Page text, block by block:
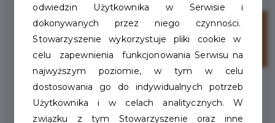
20
odwiedzin Użytkownika w Serwisie i
dokonywanych przez niego czynności.
Stowarzyszenie wykorzystuje pliki cookie w
celu zapewnienia funkcjonowania Serwisu na
najwyższym poziomie, w tym w celu
dostosowania go do indywidualnych potrzeb
Użytkownika i w celach analitycznych. W
związku z tym Stowarzyszenie oraz inne